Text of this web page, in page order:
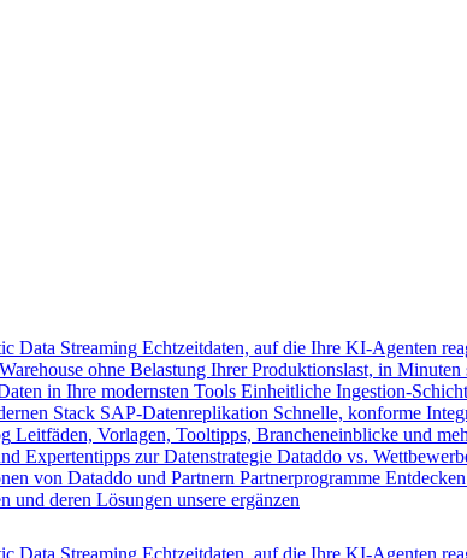
Data Streaming Echtzeitdaten, auf die Ihre KI-Agenten
ohne Belastung Ihrer Produktionslast, in Minuten
in Ihre modernsten Tools Einheitliche Ingestion-Schicht
Stack SAP-Datenreplikation Schnelle, konforme
Leitfäden, Vorlagen, Tooltipps, Brancheneinblicke und
Expertentipps zur Datenstrategie Dataddo vs.
von Dataddo und Partnern Partnerprogramme
und deren Lösungen unsere ergänzen
Data Streaming Echtzeitdaten, auf die Ihre KI-Agenten